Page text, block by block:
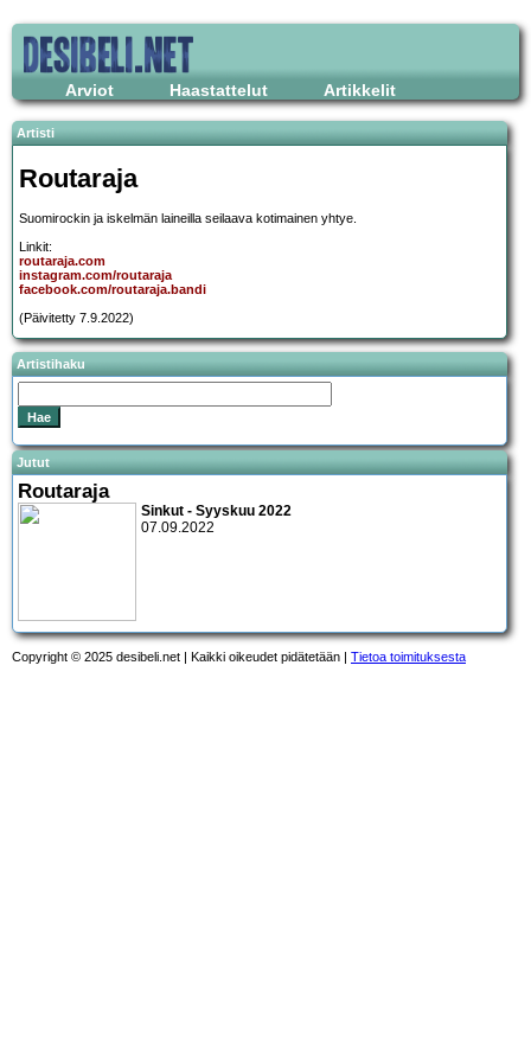
Arviot Haastattelut Artikkelit
Artisti
Routaraja
Suomirockin ja iskelmän laineilla seilaava kotimainen yhtye.
Linkit:
routaraja.com
instagram.com/routaraja
facebook.com/routaraja.bandi
(Päivitetty 7.9.2022)
Artistihaku
Jutut
Routaraja
Sinkut - Syyskuu 2022
07.09.2022
Copyright © 2025 desibeli.net | Kaikki oikeudet pidätetään | Tietoa toimituksesta